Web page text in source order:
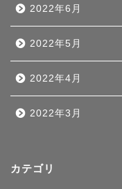
2022年6月
2022年5月
2022年4月
2022年3月
カテゴリ